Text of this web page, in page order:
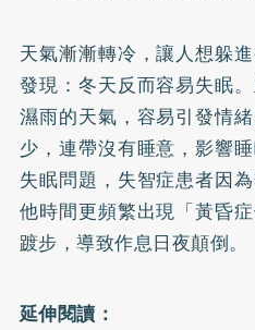
天氣漸漸轉冷，讓人想躲
發現：冬天反而容易失眠
濕雨的天氣，容易引發情
少，連帶沒有睡意，影響
失眠問題，失智症患者因
他時間更頻繁出現「黃昏
踱步，導致作息日夜顛倒。
延伸閱讀：